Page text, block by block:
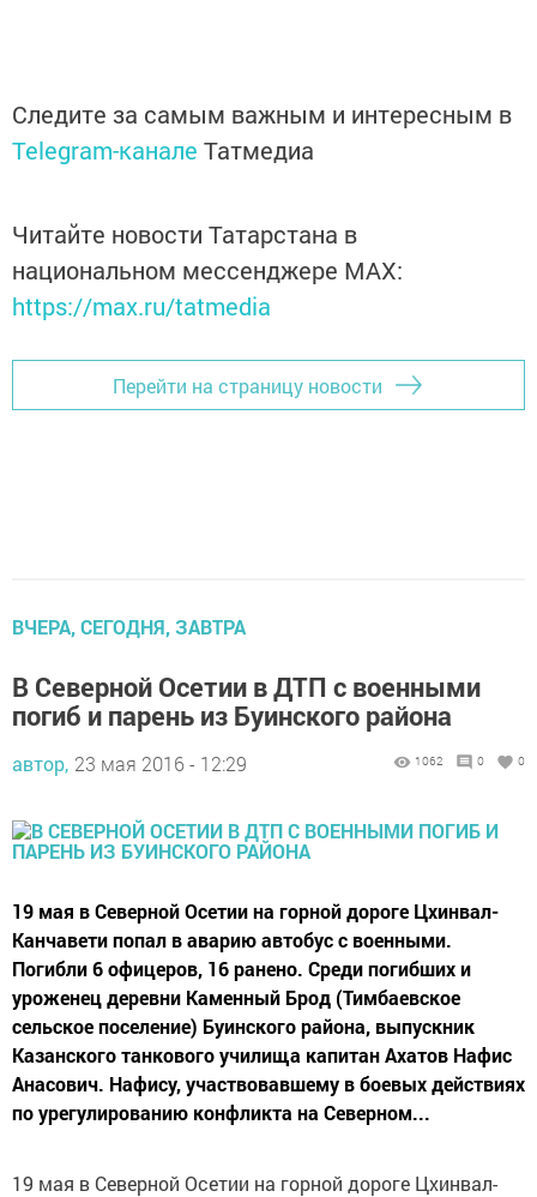
Следите за самым важным и интересным в
Telegram-канале Татмедиа
Читайте новости Татарстана в
национальном мессенджере MАХ:
https://max.ru/tatmedia
Перейти на страницу новости
ВЧЕРА, СЕГОДНЯ, ЗАВТРА
В Северной Осетии в ДТП с военными
погиб и парень из Буинского района
автор, 23 мая 2016 - 12:29 1062 0 0
19 мая в Северной Осетии на горной дороге Цхинвал-
Канчавети попал в аварию автобус с военными.
Погибли 6 офицеров, 16 ранено. Среди погибших и
уроженец деревни Каменный Брод (Тимбаевское
сельское поселение) Буинского района, выпускник
Казанского танкового училища капитан Ахатов Нафис
Анасович. Нафису, участвовавшему в боевых действиях
по урегулированию конфликта на Северном...
19 мая в Северной Осетии на горной дороге Цхинвал-